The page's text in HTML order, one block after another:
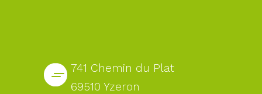
741 Chemin du Plat
69510 Yzeron